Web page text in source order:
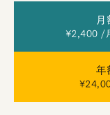
月
¥2,400 /
年